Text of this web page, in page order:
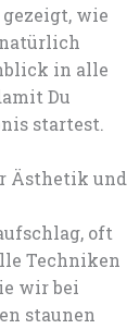
wie
in alle
Du
startest.
Ästhetik und
oft
Techniken
wir bei
staunen